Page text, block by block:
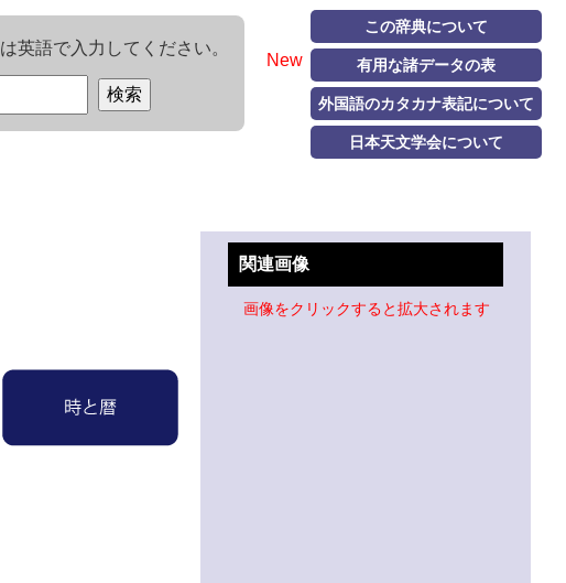
New
この辞典について
有用な諸データの表
外国語のカタカナ表記について
日本天文学会について
英語で入力してください。
関連画像
画像をクリックすると拡大されます